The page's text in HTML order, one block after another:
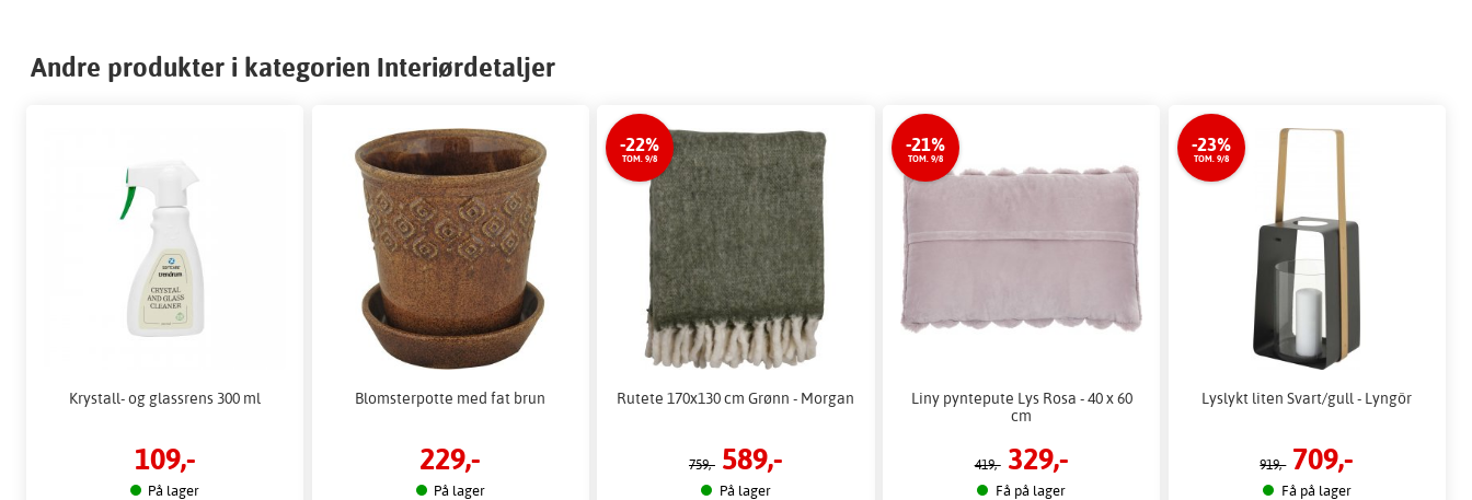
Andre produkter i kategorien Interiørdetaljer
Krystall- og glassrens 300 ml
109,-
På lager
Blomsterpotte med fat brun
229,-
På lager
-22%
TOM. 9/8
Rutete 170x130 cm Grønn - Morgan
759,- 589,-
På lager
-21%
TOM. 9/8
Liny pyntepute Lys Rosa - 40 x 60
cm
419,- 329,-
Få på lager
-23%
TOM. 9/8
Lyslykt liten Svart/gull - Lyngör
919,- 709,-
Få på lager